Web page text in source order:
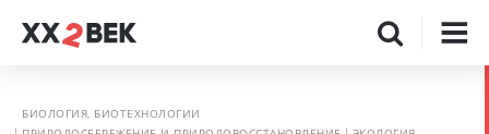
БИОЛОГИЯ, БИОТЕХНОЛОГИИ